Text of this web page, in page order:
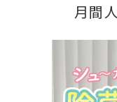
月間